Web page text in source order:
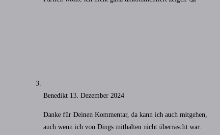
Benedikt 13. Dezember 2024
Danke für Deinen Kommentar, da kann ich auch mitgehen,
auch wenn ich von Dings mithalten nicht überrascht war.